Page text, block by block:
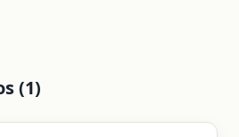
(1)